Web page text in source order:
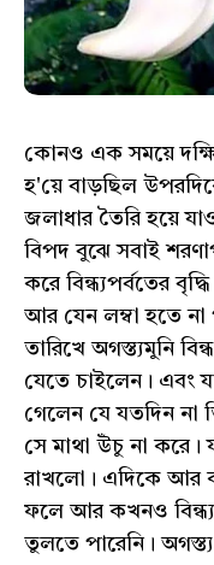
কোনও এক সময়ে
হ'য়ে বাড়ছিল
জলাধার তৈরি হয়ে
বিপদ বুঝে সবাই
করে বিন্ধ্যপর্বতের
আর যেন লম্বা হতে না
তারিখে অগস্ত্যমুনি
যেতে চাইলেন। এবং
গেলেন যে যতদিন
সে মাথা উঁচু না করে।
রাখলো। এদিকে আর
ফলে আর কখনও
তুলতে পারেনি। অগস্ত্য